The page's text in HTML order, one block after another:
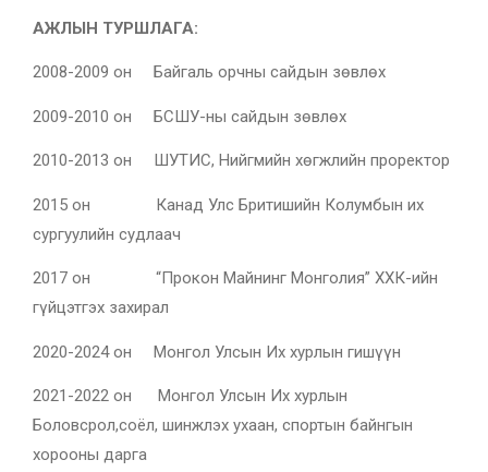
АЖЛЫН ТУРШЛАГА:
2008-2009 он Байгаль орчны сайдын зөвлөх
2009-2010 он БСШУ-ны сайдын зөвлөх
2010-2013 он ШУТИС, Нийгмийн хөгжлийн проректор
2015 он Канад Улс Бритишийн Колумбын их
сургуулийн судлаач
2017 он “Прокон Майнинг Монголия” ХХК-ийн
гүйцэтгэх захирал
2020-2024 он Монгол Улсын Их хурлын гишүүн
2021-2022 он Монгол Улсын Их хурлын
Боловсрол,соёл, шинжлэх ухаан, спортын байнгын
хорооны дарга